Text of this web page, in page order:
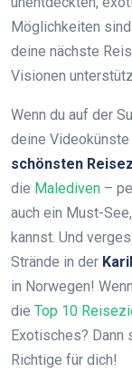
Möglichkeiten
deine nächste
Visionen
Wenn du auf der
deine
schönsten
die Malediven –
auch ein Must-
kannst. Und
Strände in der
in Norwegen!
die Top 10
Exotisches? Dann
Richtige für dich!